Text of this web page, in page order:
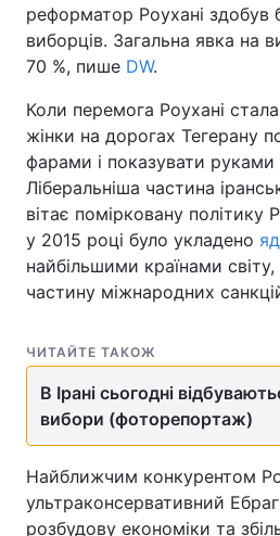
реформатор Роухані здобув
виборців. Загальна явка на
70 %, пише DW.
Коли перемога Роухані
жінки на дорогах Тегерану
фарами і показувати
Ліберальніша частина
вітає помірковану політику
у 2015 році було укладено
найбільшими країнами світу,
частину міжнародних
ЧИТАЙТЕ ТАКОЖ
В Ірані сьогодні
вибори (фоторепортаж)
Найближчим конкурентом
ультраконсервативний
розбудову економіки та